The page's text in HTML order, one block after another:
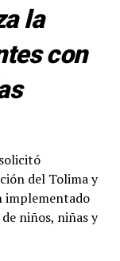
la
con
del Tolima y
implementado
niños, niñas y